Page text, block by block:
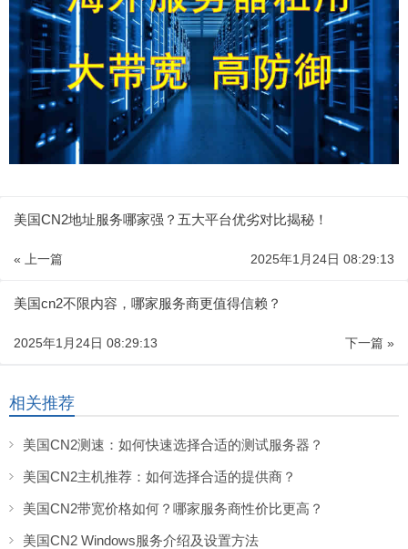
美国CN2地址服务哪家强？五大平台优劣对比揭秘！
« 上一篇 2025年1月24日 08:29:13
美国cn2不限内容，哪家服务商更值得信赖？
下一篇 »
2025年1月24日 08:29:13
相关推荐
美国CN2测速：如何快速选择合适的测试服务器？
美国CN2主机推荐：如何选择合适的提供商？
美国CN2带宽价格如何？哪家服务商性价比更高？
美国CN2 Windows服务介绍及设置方法